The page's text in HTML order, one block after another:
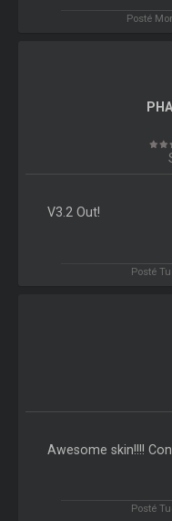
Posté
V3.2 Out!
Posté
Awesome skin!!!!
Posté